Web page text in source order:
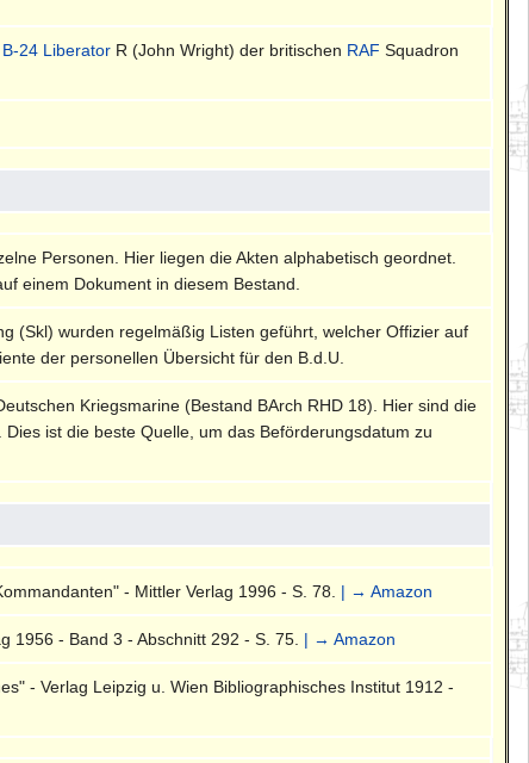
24 Liberator R (John Wright) der britischen RAF Squadron
Personen. Hier liegen die Akten alphabetisch geordnet.
einem Dokument in diesem Bestand.
(Skl) wurden regelmäßig Listen geführt, welcher Offizier auf
der personellen Übersicht für den B.d.U.
Kriegsmarine (Bestand BArch RHD 18). Hier sind die
ist die beste Quelle, um das Beförderungsdatum zu
- Mittler Verlag 1996 - S. 78. | → Amazon
1956 - Band 3 - Abschnitt 292 - S. 75. | → Amazon
- Verlag Leipzig u. Wien Bibliographisches Institut 1912 -